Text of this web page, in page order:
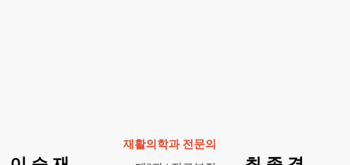
재활의학과 전문의